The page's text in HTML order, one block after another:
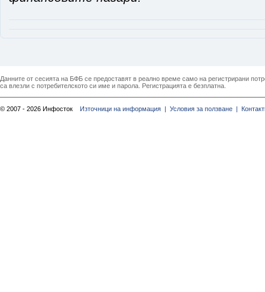
Данните от сесията на БФБ се предоставят в реално време само на регистрирани
са влезли с потребителското си име и парола. Регистрацията е безплатна.
© 2007 - 2026 Инфосток Източници на информация | Условия за ползване |